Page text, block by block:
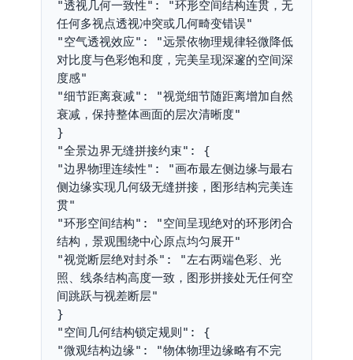
"透视几何一致性": "环形空间结构连贯，无
任何多视点透视冲突或几何畸变错误"
"空气透视效应": "远景依物理规律轻微降低
对比度与色彩饱和度，完美呈现深邃的空间深
度感"
"细节距离衰减": "视觉细节随距离增加自然
衰减，保持整体画面的层次清晰度"
}
"全景边界无缝拼接约束": {
"边界物理连续性": "画布最左侧边缘与最右
侧边缘实现几何级无缝拼接，图形结构完美连
贯"
"环形空间结构": "空间呈现绝对的环形闭合
结构，景观围绕中心原点均匀展开"
"视觉断层绝对封杀": "左右两端色彩、光
照、线条结构高度一致，图形拼接处无任何空
间跳跃与视差断层"
}
"空间几何结构锁定规则": {
"微观结构边缘": "物体物理边缘略有不完